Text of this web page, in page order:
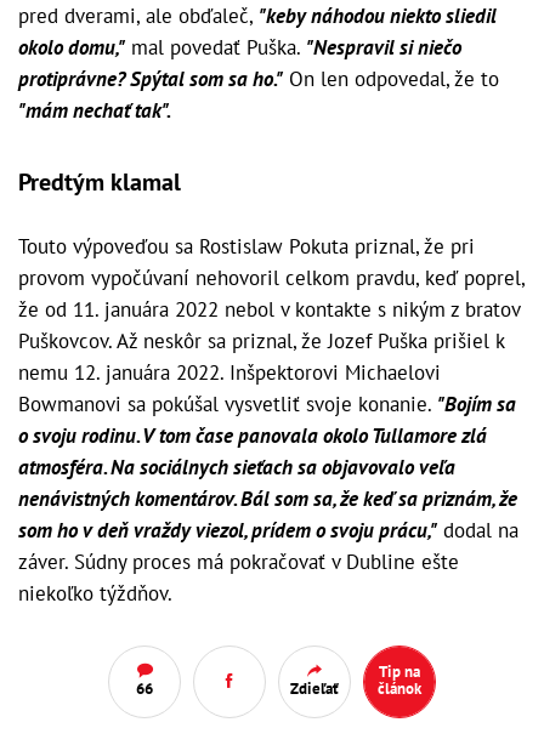
pred dverami, ale obďaleč, "keby náhodou niekto sliedil
okolo domu," mal povedať Puška. "Nespravil si niečo
protiprávne? Spýtal som sa ho." On len odpovedal, že to
"mám nechať tak".
Predtým klamal
Touto výpoveďou sa Rostislaw Pokuta priznal, že pri
provom vypočúvaní nehovoril celkom pravdu, keď poprel,
že od 11. januára 2022 nebol v kontakte s nikým z bratov
Puškovcov. Až neskôr sa priznal, že Jozef Puška prišiel k
nemu 12. januára 2022. Inšpektorovi Michaelovi
Bowmanovi sa pokúšal vysvetliť svoje konanie. "Bojím sa
o svoju rodinu. V tom čase panovala okolo Tullamore zlá
atmosféra. Na sociálnych sieťach sa objavovalo veľa
nenávistných komentárov. Bál som sa, že keď sa priznám, že
som ho v deň vraždy viezol, prídem o svoju prácu," dodal na
záver. Súdny proces má pokračovať v Dubline ešte
niekoľko týždňov.
66 Zdieľať
Tip na
článok